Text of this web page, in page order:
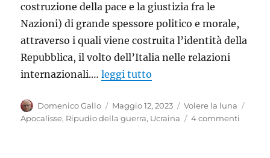
costruzione della pace e la giustizia fra le
Nazioni) di grande spessore politico e morale,
attraverso i quali viene costruita l’identità della
Repubblica, il volto dell’Italia nelle relazioni
internazionali.…leggi tutto
Autore
Domenico Gallo
Pubblicato
il
Maggio 12, 2023 Categorie
Volere la luna
Apocalisse, Ripudio della guerra, Ucraina 4 commenti